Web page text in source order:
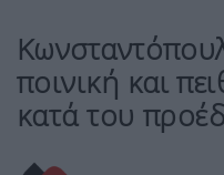
ποινική και
κατά του